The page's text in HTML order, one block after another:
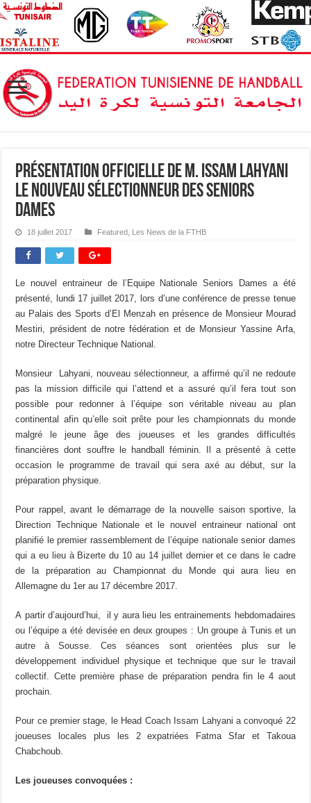
Présentation Officielle de M. Issam Lahyani
le nouveau sélectionneur des Seniors
Dames
18 juillet 2017 Featured Les News de la FTHB
Le nouvel entraineur de l’Equipe Nationale Seniors Dames a été
présenté, lundi 17 juillet 2017, lors d’une conférence de presse tenue
au Palais des Sports d’El Menzah en présence de Monsieur Mourad
Mestiri, président de notre fédération et de Monsieur Yassine Arfa,
notre Directeur Technique National.
Monsieur Lahyani, nouveau sélectionneur, a affirmé qu’il ne redoute
pas la mission difficile qui l’attend et a assuré qu’il fera tout son
possible pour redonner à l’équipe son véritable niveau au plan
continental afin qu’elle soit prête pour les championnats du monde
malgré le jeune âge des joueuses et les grandes difficultés
financières dont souffre le handball féminin. Il a présenté à cette
occasion le programme de travail qui sera axé au début, sur la
préparation physique.
Pour rappel, avant le démarrage de la nouvelle saison sportive, la
Direction Technique Nationale et le nouvel entraineur national ont
planifié le premier rassemblement de l’équipe nationale senior dames
qui a eu lieu à Bizerte du 10 au 14 juillet dernier et ce dans le cadre
de la préparation au Championnat du Monde qui aura lieu en
Allemagne du 1er au 17 décembre 2017.
A partir d’aujourd’hui, il y aura lieu les entrainements hebdomadaires
ou l’équipe a été devisée en deux groupes : Un groupe à Tunis et un
autre à Sousse. Ces séances sont orientées plus sur le
développement individuel physique et technique que sur le travail
collectif. Cette première phase de préparation pendra fin le 4 aout
prochain.
Pour ce premier stage, le Head Coach Issam Lahyani a convoqué 22
joueuses locales plus les 2 expatriées Fatma Sfar et Takoua
Chabchoub.
Les joueuses convoquées :